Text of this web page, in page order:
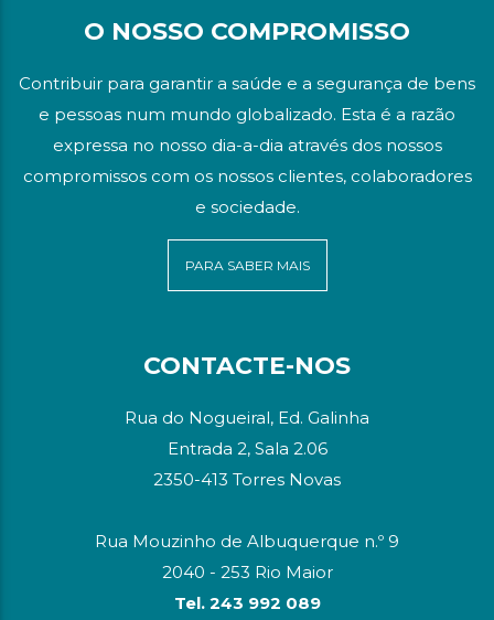
O NOSSO COMPROMISSO
Contribuir para garantir a saúde e a segurança de bens
e pessoas num mundo globalizado. Esta é a razão
expressa no nosso dia-a-dia através dos nossos
compromissos com os nossos clientes, colaboradores
e sociedade.
PARA SABER MAIS
CONTACTE-NOS
Rua do Nogueiral, Ed. Galinha
Entrada 2, Sala 2.06
2350-413 Torres Novas
Rua Mouzinho de Albuquerque n.º 9
2040 - 253 Rio Maior
Tel. 243 992 089